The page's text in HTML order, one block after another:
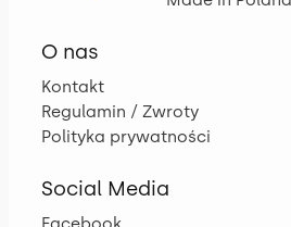
O nas
Kontakt
Regulamin / Zwroty
Polityka prywatności
Social Media